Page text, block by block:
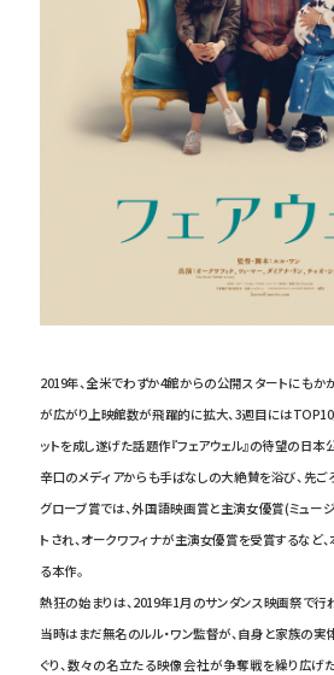
2019年、全米でわずか4館からの公開スタートにもか
が広がり上映館数が飛躍的に拡大、3週目には
ットを成し遂げた話題作『フェアウェル』の待望の日本
辛口のメディアからも手ばなしの大絶賛を浴び、先
グローブ賞では、外国語映画賞と主演女優賞(ミュー
トされ、オークワフィナが主演女優賞を受賞するなど
る本作。
熱狂の始まりは、2019年1月のサンダンス映画祭で行
当時はまだ無名のルル・ワン監督が、自身と家族の
ぐり、数々の名立たる映像会社が争奪戦を繰り広げ